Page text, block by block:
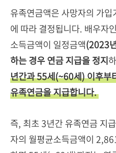
유족연금액은 사망자의 가
에 따라 결정됩니다. 배우자
소득금액이 일정금액(2023
하는 경우 연금 지급을 정지
년간과 55세(~60세) 이후부
유족연금을 지급합니다.
즉, 최초 3년간 유족연금 지
자의 월평균소득금액이